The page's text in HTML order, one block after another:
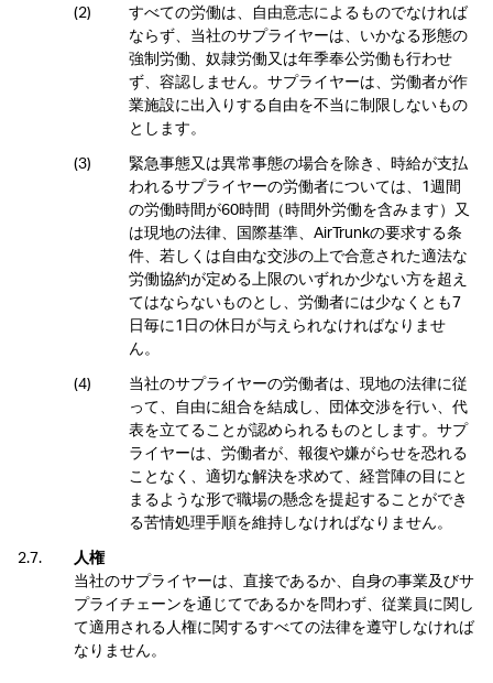
すべての労働は、自由意志によるものでなければ
ならず、当社のサプライヤーは、いかなる形態の
強制労働、奴隷労働又は年季奉公労働も行わせ
ず、容認しません。サプライヤーは、労働者が作
業施設に出入りする自由を不当に制限しないもの
とします。
緊急事態又は異常事態の場合を除き、時給が支払
われるサプライヤーの労働者については、1週間
の労働時間が60時間（時間外労働を含みます）又
は現地の法律、国際基準、AirTrunkの要求する条
件、若しくは自由な交渉の上で合意された適法な
労働協約が定める上限のいずれか少ない方を超え
てはならないものとし、労働者には少なくとも7
日毎に1日の休日が与えられなければなりませ
ん。
当社のサプライヤーの労働者は、現地の法律に従
って、自由に組合を結成し、団体交渉を行い、代
表を立てることが認められるものとします。サプ
ライヤーは、労働者が、報復や嫌がらせを恐れる
ことなく、適切な解決を求めて、経営陣の目にと
まるような形で職場の懸念を提起することができ
る苦情処理手順を維持しなければなりません。
人権
当社のサプライヤーは、直接であるか、自身の事業及びサ
プライチェーンを通じてであるかを問わず、従業員に関し
て適用される人権に関するすべての法律を遵守しなければ
なりません。